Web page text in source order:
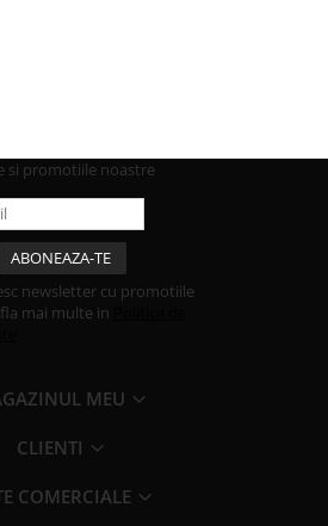
si promotiile noastre
newsletter cu promotiile
mai multe in
MEU
CLIENTI
COMERCIALE